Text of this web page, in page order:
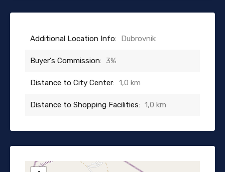
Additional Location Info: Dubrovnik
Buyer's Commission: 3%
Distance to City Center: 1,0 km
Distance to Shopping Facilities: 1,0 km